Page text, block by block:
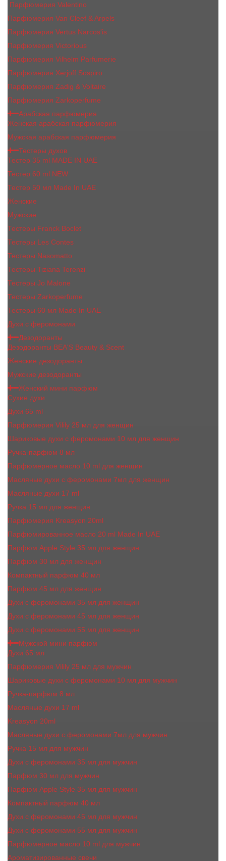
Парфюмерия Valentino
Парфюмерия Van Cleef & Arpels
Парфюмерия Vertus Narcos'is
Парфюмерия Victorious
Парфюмерия Vilhelm Parfumerie
Парфюмерия Xerjoff Sospiro
Парфюмерия Zadig & Voltaire
Парфюмерия Zarkoperfume
Арабская парфюмерия
Женская арабская парфюмерия
Мужская арабская парфюмерия
Тестеры духов
Тестер 35 ml MADE IN UAE
Тестер 60 ml NEW
Тестер 50 мл Made In UAE
Женские
Мужские
Тестеры Franck Boclet
Тестеры Les Contes
Тестеры Nasomatto
Тестеры Tiziana Terenzi
Тестеры Jо Malоnе
Тестеры Zarkoperfume
Тестеры 60 мл Made In UAE
Духи с феромонами
Дезодоранты
Дезодоранты BEA'S Beauty & Scent
Женские дезодоранты
Мужские дезодоранты
Женский мини парфюм
Сухие духи
Духи 65 ml
Парфюмерия Vilily 25 мл для женщин
Шариковые духи с феромонами 10 мл для женщин
Ручка-парфюм 8 мл
Парфюмерное масло 10 ml для женщин
Масляные духи c феромонами 7мл для женщин
Масляные духи 17 ml
Ручка 15 мл для женщин
Парфюмерия Kreasyon 20ml
Парфюмированное масло 20 ml Made In UAE
Парфюм Apple Style 35 мл для женщин
Парфюм 30 мл для женщин
Компактный парфюм 40 мл
Парфюм 45 мл для женщин
Духи с феромонами 35 мл для женщин
Духи с феромонами 45 мл для женщин
Духи с феромонами 55 мл для женщин
Мужской мини парфюм
Духи 65 мл
Парфюмерия Vilily 25 мл для мужчин
Шариковые духи с феромонами 10 мл для мужчин
Ручка-парфюм 8 мл
Масляные духи 17 ml
Kreasyon 20ml
Масляные духи c феромонами 7мл для мужчин
Ручка 15 мл для мужчин
Духи с феромонами 35 мл для мужчин
Парфюм 30 мл для мужчин
Парфюм Apple Style 35 мл для мужчин
Компактный парфюм 40 мл
Духи с феромонами 45 мл для мужчин
Духи с феромонами 55 мл для мужчин
Парфюмерное масло 10 ml для мужчин
Ароматизированные свечи